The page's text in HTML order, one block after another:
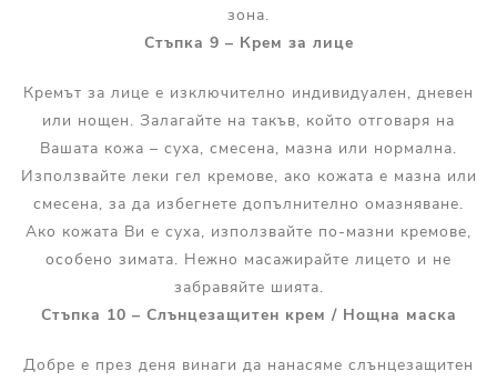
зона.
Стъпка 9 – Крем за лице
Кремът за лице е изключително индивидуален, дневен
или нощен. Залагайте на такъв, който отговаря на
Вашата кожа – суха, смесена, мазна или нормална.
Използвайте леки гел кремове, ако кожата е мазна или
смесена, за да избегнете допълнително омазняване.
Ако кожата Ви е суха, използвайте по-мазни кремове,
особено зимата. Нежно масажирайте лицето и не
забравяйте шията.
Стъпка 10 – Слънцезащитен крем / Нощна маска
Добре е през деня винаги да нанасяме слънцезащитен